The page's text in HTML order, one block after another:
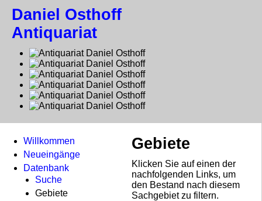
Daniel Osthoff
Antiquariat
Willkommen
Neueingänge
Datenbank
Suche
Gebiete
Gebiete
Klicken Sie auf einen der
nachfolgenden Links, um
den Bestand nach diesem
Sachgebiet zu filtern.